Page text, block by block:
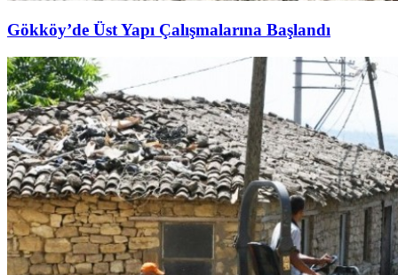
Gökköy’de Üst Yapı Çalışmalarına Başlandı